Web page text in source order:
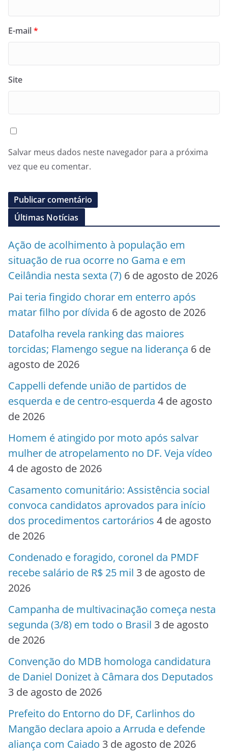
E-mail*
Site
Salvar meus dados neste navegador para a próxima
vez que eu comentar.
Últimas Notícias
Ação de acolhimento à população em
situação de rua ocorre no Gama e em
Ceilândia nesta sexta (7) 6 de agosto de 2026
Pai teria fingido chorar em enterro após
matar filho por dívida 6 de agosto de 2026
Datafolha revela ranking das maiores
torcidas; Flamengo segue na liderança 6 de
agosto de 2026
Cappelli defende união de partidos de
esquerda e de centro-esquerda 4 de agosto
de 2026
Homem é atingido por moto após salvar
mulher de atropelamento no DF. Veja vídeo
4 de agosto de 2026
Casamento comunitário: Assistência social
convoca candidatos aprovados para início
dos procedimentos cartorários 4 de agosto
de 2026
Condenado e foragido, coronel da PMDF
recebe salário de R$ 25 mil 3 de agosto de
2026
Campanha de multivacinação começa nesta
segunda (3/8) em todo o Brasil 3 de agosto
de 2026
Convenção do MDB homologa candidatura
de Daniel Donizet à Câmara dos Deputados
3 de agosto de 2026
Prefeito do Entorno do DF, Carlinhos do
Mangão declara apoio a Arruda e defende
aliança com Caiado 3 de agosto de 2026